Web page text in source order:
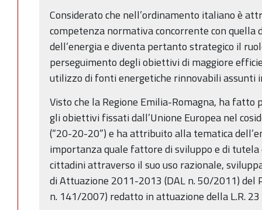
Considerato che nell’ordinamento italiano è
competenza normativa concorrente con quella
dell’energia e diventa pertanto strategico il
perseguimento degli obiettivi di maggiore
utilizzo di fonti energetiche rinnovabili assunti
Visto che la Regione Emilia-Romagna, ha fatto
gli obiettivi fissati dall’Unione Europea nel
(“20-20-20”) e ha attribuito alla tematica
importanza quale fattore di sviluppo e di tutela
cittadini attraverso il suo uso razionale,
di Attuazione 2011-2013 (DAL n. 50/2011) del
n. 141/2007) redatto in attuazione della L.R.